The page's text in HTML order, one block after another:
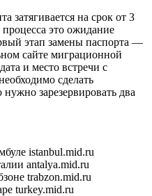
затягивается на срок от 3
процесса это ожидание
этап замены паспорта —
сайте миграционной
и место встречи с
сделать
нужно зарезервировать два
istanbul.mid.ru
antalya.mid.ru
trabzon.mid.ru
turkey.mid.ru